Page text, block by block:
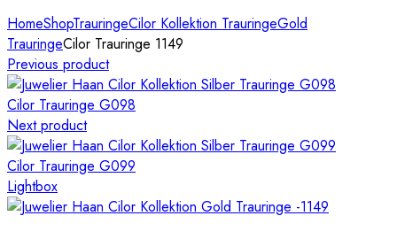
HomeShopTrauringeCilor Kollektion TrauringeGold
TrauringeCilor Trauringe 1149
Previous product
Cilor Trauringe G098
Next product
Cilor Trauringe G099
Lightbox